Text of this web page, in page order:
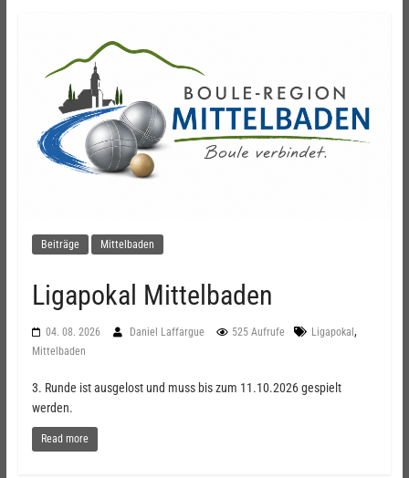
Beiträge Mittelbaden
Ligapokal Mittelbaden
04. 08. 2026 Daniel Laffargue 525 Aufrufe Ligapokal ,
Mittelbaden
3. Runde ist ausgelost und muss bis zum 11.10.2026 gespielt
werden.
Read more